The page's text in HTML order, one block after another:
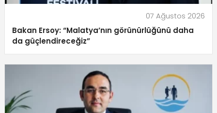
07 Ağustos 2026
Bakan Ersoy: “Malatya’nın görünürlüğünü daha
da güçlendireceğiz”